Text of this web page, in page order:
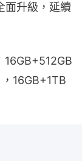
面升級，延續
16GB+1TB